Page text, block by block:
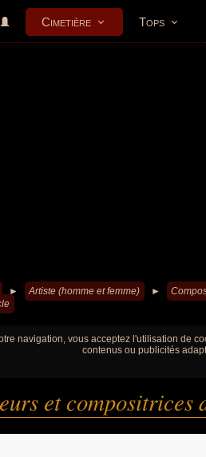
Cimetière Tops
► Artiste (homme et femme) ►
navigation, vous acceptez l'utilisation de
contenus ou publicités
et compositrices